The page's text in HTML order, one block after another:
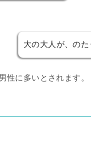
大の大人が、のた
性に多いとされます。